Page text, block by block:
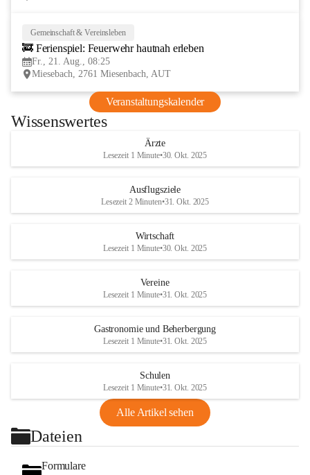
Gemeinschaft & Vereinsleben
🚒 Ferienspiel: Feuerwehr hautnah erleben
Fr., 21. Aug., 08:25
Miesebach, 2761 Miesenbach, AUT
Veranstaltungskalender
Wissenswertes
Ärzte
Lesezeit 1 Minute•30. Okt. 2025
Ausflugsziele
Lesezeit 2 Minuten•31. Okt. 2025
Wirtschaft
Lesezeit 1 Minute•30. Okt. 2025
Vereine
Lesezeit 1 Minute•31. Okt. 2025
Gastronomie und Beherbergung
Lesezeit 1 Minute•31. Okt. 2025
Schulen
Lesezeit 1 Minute•31. Okt. 2025
Alle Artikel sehen
Dateien
Formulare